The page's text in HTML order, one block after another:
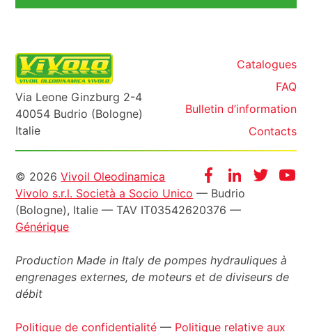
Via Leone Ginzburg 2-4
40054 Budrio (Bologne)
Italie
Catalogues
FAQ
Bulletin d’information
Contacts
FacebookInstagram
Twitter
Informazioni
legali
© 2026Vivoil Oleodinamica
Vivolo s.r.l. Società a Socio Unico — Budrio
(Bologne), Italie — TAV IT03542620376 —
Générique
Production Made in Italy de pompes hydrauliques à
engrenages externes, de moteurs et de diviseurs de
débit
Politique de confidentialité — Politique relative aux